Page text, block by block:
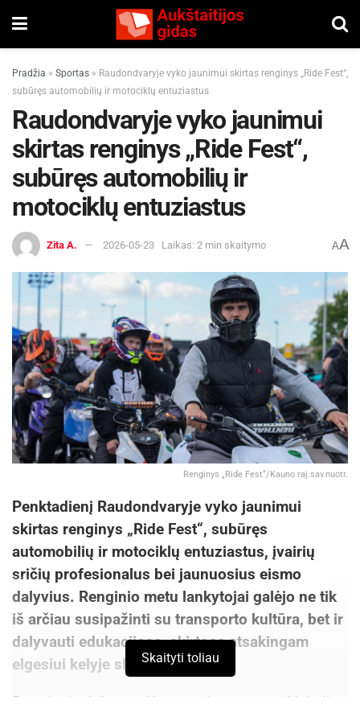
Pradžia » Sportas » Raudondvaryje vyko jaunimui skirtas renginys „Ride Fest“,
subūręs automobilių ir motociklų entuziastus
Raudondvaryje vyko jaunimui
skirtas renginys „Ride Fest“,
subūręs automobilių ir
motociklų entuziastus
Zita A. 2026-05-23 Laikas: 2 min skaitymo AA
Renginys „Ride Fest“/Kauno raj.sav.nuotr.
Penktadienį Raudondvaryje vyko jaunimui
skirtas renginys „Ride Fest“, subūręs
automobilių ir motociklų entuziastus, įvairių
sričių profesionalus bei jaunuosius eismo
dalyvius. Renginio metu lankytojai galėjo ne tik
iš arčiau susipažinti su transporto kultūra, bet ir
dalyvauti edukacijose, skirtose atsakingam
elgesiui kelyje skatinti.
Renginyje dalyvavę Kauno rajono meras Valerijus
Skaityti toliau